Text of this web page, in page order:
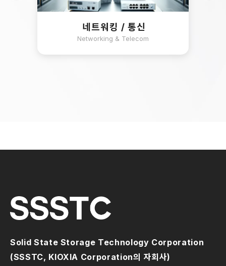
네트워킹 / 통신
Networking & Telecom
Solid State Storage Technology Corporation
(SSSTC, KIOXIA Corporation의 자회사)